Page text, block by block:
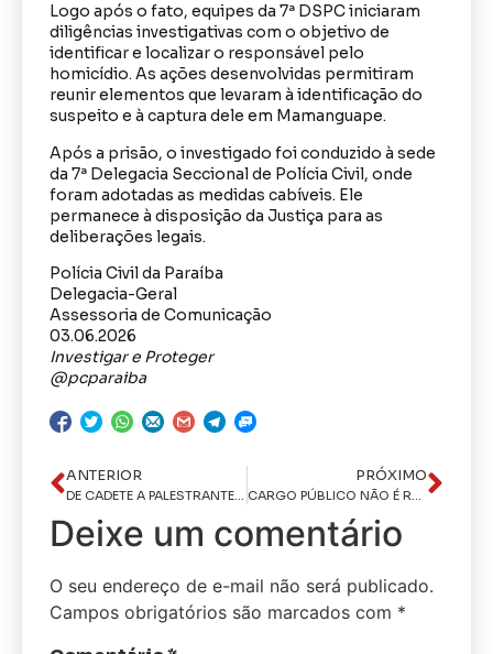
Logo após o fato, equipes da 7ª DSPC iniciaram
diligências investigativas com o objetivo de
identificar e localizar o responsável pelo
homicídio. As ações desenvolvidas permitiram
reunir elementos que levaram à identificação do
suspeito e à captura dele em Mamanguape.
Após a prisão, o investigado foi conduzido à sede
da 7ª Delegacia Seccional de Polícia Civil, onde
foram adotadas as medidas cabíveis. Ele
permanece à disposição da Justiça para as
deliberações legais.
Polícia Civil da Paraíba
Delegacia-Geral
Assessoria de Comunicação
03.06.2026
Investigar e Proteger
@pcparaiba
ANTERIOR
DE CADETE A PALESTRANTE: A TRAJETÓRIA DE FRANCINALDO BÓ, UM DOS GRANDES NOMES DA SEGURANÇA PÚBLICA BRASILEIRA
PRÓXIMO
CARGO PÚBLICO NÃO É REINADO: É SERVIÇO AO POVO
Deixe um comentário
O seu endereço de e-mail não será publicado.
Campos obrigatórios são marcados com *